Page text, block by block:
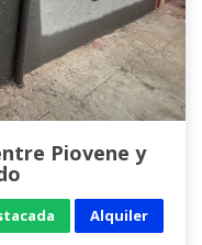
Piovene y
Alquiler